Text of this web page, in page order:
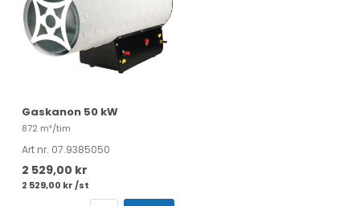
Gaskanon 50 kW
872 m³/tim
Art nr. 07.9385050
2 529,00 kr
2 529,00 kr /st